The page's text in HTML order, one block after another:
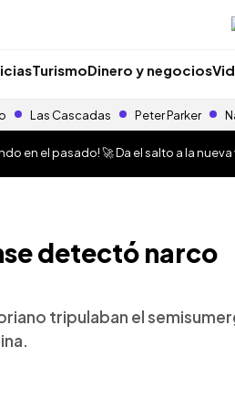
TurismoDinero y negocios
Las Cascadas Peter Parker
en el pasado! 🚀 Da el salto a la
detectó narco
tripulaban el